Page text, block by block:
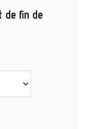
de fin de